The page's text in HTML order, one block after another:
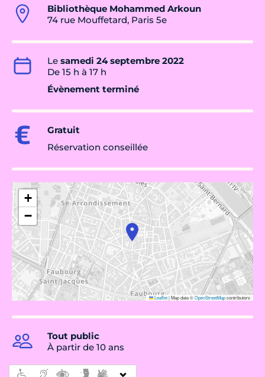
Bibliothèque Mohammed Arkoun
74 rue Mouffetard, Paris 5e
Le samedi 24 septembre 2022
De 15 h à 17 h
Évènement terminé
Gratuit
Réservation conseillée
+
−
Leaflet|Map data ©OpenStreetMapcontributors
Tout public
À partir de 10 ans